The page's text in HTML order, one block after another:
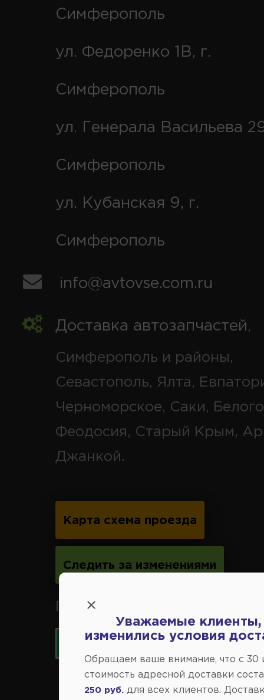
Симферополь
ул. Федоренко 1В, г.
Симферополь
ул. Генерала Васильева
Симферополь
ул. Кубанская 9, г.
Симферополь
info@avtovse.com.ru
Доставка автозапчастей,
Симферополь и районы,
Севастополь, Ялта,
Черноморское, Саки,
Феодосия, Старый Крым,
Джанкой.
Карта схема проезда
Следить за изменениями
Принимаем к оплате карты
Уважаемые клиенты,
изменились условия
Обращаем ваше внимание, что c 30
стоимость адресной доставки
250 руб.
для всех клиентов.